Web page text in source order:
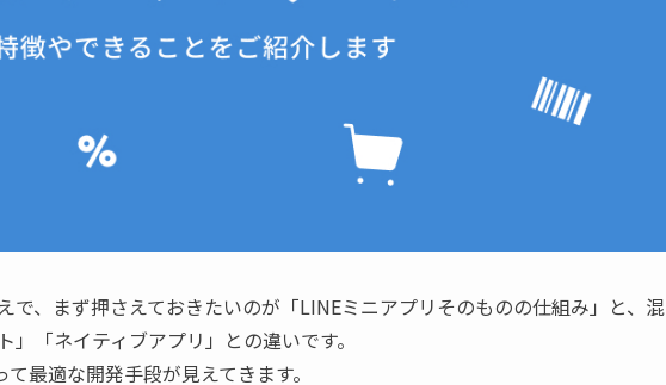
で、まず押さえておきたいのが「LINEミニアプリそのものの仕組み」と、混
「ネイティブアプリ」との違いです。
最適な開発手段が見えてきます。